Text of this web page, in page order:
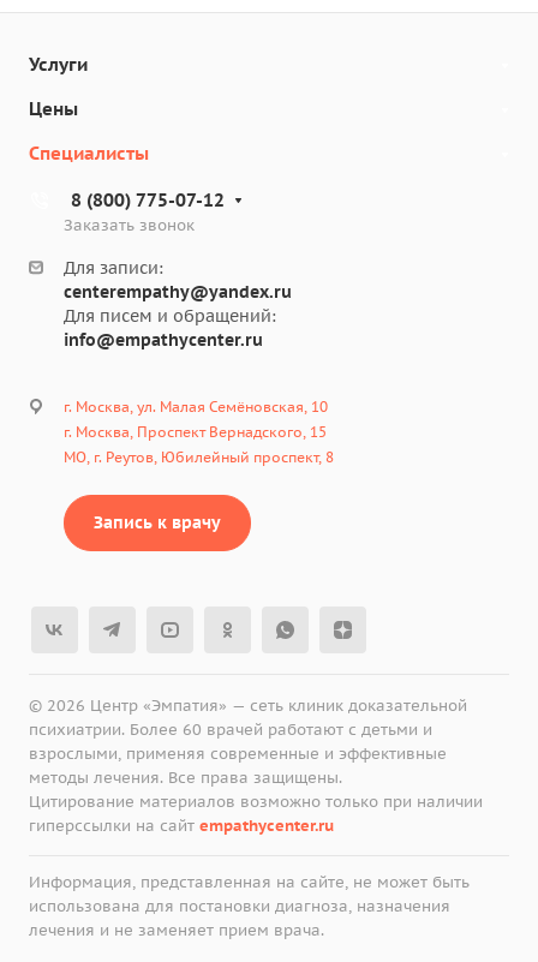
Услуги
Цены
Специалисты
8 (800) 775-07-12
Заказать звонок
Для записи:
centerempathy@yandex.ru
Для писем и обращений:
info@empathycenter.ru
г. Москва, ул. Малая Семёновская, 10
г. Москва, Проспект Вернадского, 15
МО, г. Реутов, Юбилейный проспект, 8
Запись к врачу
© 2026 Центр «Эмпатия» — сеть клиник доказательной
психиатрии. Более 60 врачей работают с детьми и
взрослыми, применяя современные и эффективные
методы лечения. Все права защищены.
Цитирование материалов возможно только при наличии
гиперссылки на сайт empathycenter.ru
Информация, представленная на сайте, не может быть
использована для постановки диагноза, назначения
лечения и не заменяет прием врача.